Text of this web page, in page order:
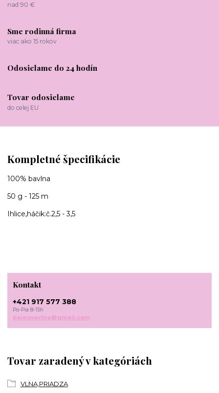
nad 90 €
Sme rodinná firma
viac ako 15 rokov
Odosielame do 24 hodín
Tovar odosielame
do celej EU
Kompletné špecifikácie
100% bavlna
50 g - 125 m
Ihlice,háčik:č.2,5 - 3,5
Tovar zaradený v kategóriách
VLNA,PRIADZA
Kontakt
+421 917 577 388
Po-Pia 8-15h
bajecnavlna@gmail.com